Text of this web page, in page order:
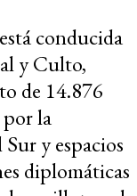
conducida
y Culto,
de 14.876
la
y espacios
diplomáticas